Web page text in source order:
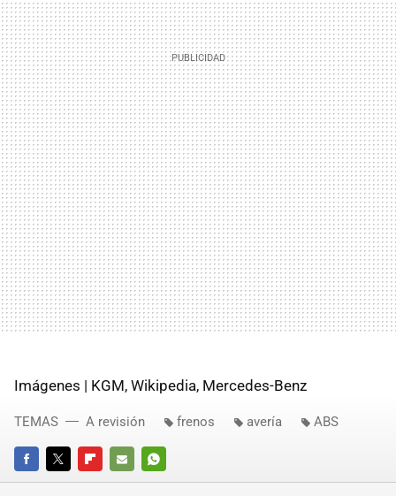
Imágenes | KGM, Wikipedia, Mercedes-Benz
FACEBOOKTWITTERFLIPBOARD
E-
WHATSAPP
TEMAS A revisión frenos avería ABS